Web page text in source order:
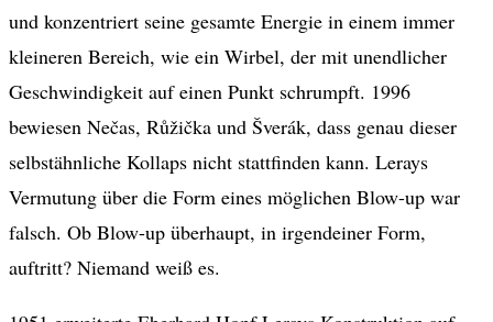
und konzentriert seine gesamte Energie in einem immer
kleineren Bereich, wie ein Wirbel, der mit unendlicher
Geschwindigkeit auf einen Punkt schrumpft. 1996
bewiesen Nečas, Růžička und Šverák, dass genau dieser
selbstähnliche Kollaps nicht stattfinden kann. Lerays
Vermutung über die Form eines möglichen Blow-up war
falsch. Ob Blow-up überhaupt, in irgendeiner Form,
auftritt? Niemand weiß es.